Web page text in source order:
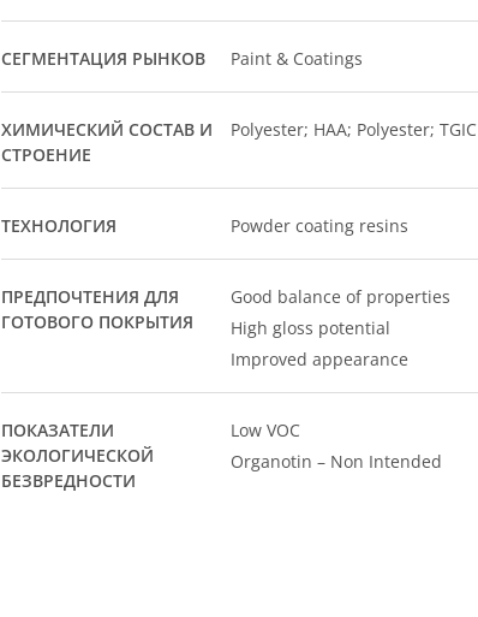
СЕГМЕНТАЦИЯ РЫНКОВ Paint & Coatings
ХИМИЧЕСКИЙ СОСТАВ И
СТРОЕНИЕ
Polyester; HAA; Polyester; TGIC
ТЕХНОЛОГИЯ Powder coating resins
ПРЕДПОЧТЕНИЯ ДЛЯ
ГОТОВОГО ПОКРЫТИЯ
Good balance of properties
High gloss potential
Improved appearance
ПОКАЗАТЕЛИ
ЭКОЛОГИЧЕСКОЙ
БЕЗВРЕДНОСТИ
Low VOC
Organotin – Non Intended